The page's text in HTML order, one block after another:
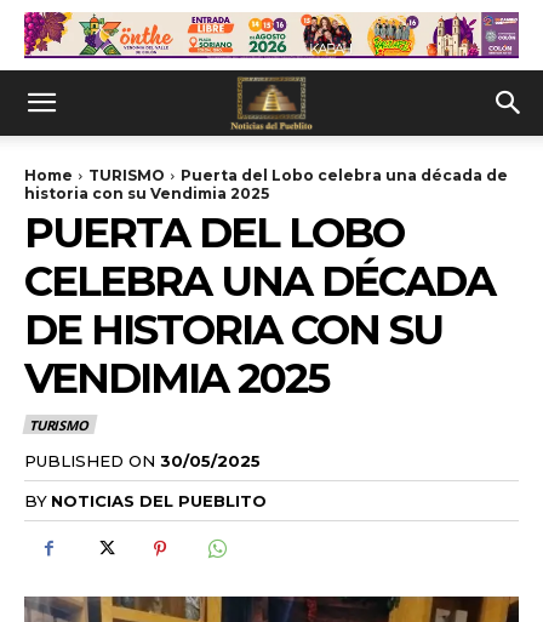
Home TURISMO
Puerta del Lobo celebra una década de
historia con su Vendimia 2025
PUERTA DEL LOBO
CELEBRA UNA DÉCADA
DE HISTORIA CON SU
VENDIMIA 2025
TURISMO
PUBLISHED ON 30/05/2025
BY NOTICIAS DEL PUEBLITO